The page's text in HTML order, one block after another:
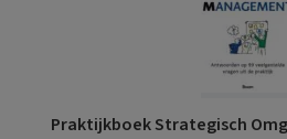
Praktijkboek Strategisch